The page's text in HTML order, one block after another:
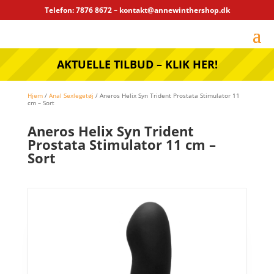
Telefon: 7876 8672 – kontakt@annewinthershop.dk
AKTUELLE TILBUD – KLIK HER!
Hjem/ Anal Sexlegetøj / Aneros Helix Syn Trident Prostata Stimulator 11
cm – Sort
Aneros Helix Syn Trident
Prostata Stimulator 11 cm –
Sort